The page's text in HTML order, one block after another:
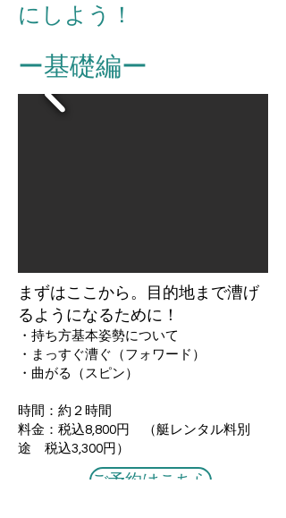
にしよう！
ー​基礎編ー
まずはここから。目的地まで漕げ
るようになるために！
​・持ち方基本姿勢について
・まっすぐ漕ぐ（フォワード）
・曲がる（スピン）
時間：約２時間
料金：税込8,800円 （艇レンタル料別
途 税込3,300円）
ご予約はこちら